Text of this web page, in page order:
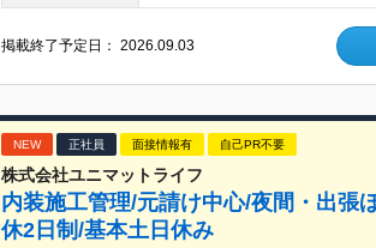
掲載終了予定日：2026.09.03
NEW 正社員 面接情報有 自己PR不要
株式会社ユニマットライフ
内装施工管理/元請け中心/夜間・出張
休2日制/基本土日休み